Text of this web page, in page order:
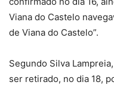
Viana do Castelo
de Viana do Castelo”.
Segundo Silva
ser retirado, no dia 18,